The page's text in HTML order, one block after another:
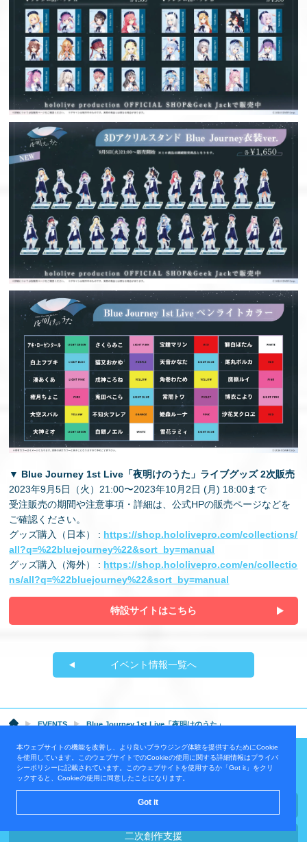
本ウェブサイトの機能を改善し、より良いブラウジング体験を提供するためにCookie
を使用しています。このウェブサイトでのCookieの使用に関する詳細情報はプライバ
シーポリシーに記載されています。このウェブサイトを使用するか「Got it」をクリ
ックすると、Cookieの使用に同意したことになります。
Got it
▼ Blue Journey 1st Live「夜明けのうた」ライブグッズ 2次販売
2023年9⽉5⽇（火）21:00〜2023年10⽉2⽇ (⽉) 18:00まで
受注販売の期間や注意事項・詳細は、公式HPの販売ページなどを
ご確認ください。
グッズ購⼊（⽇本） : https://shop.hololivepro.com/collections/
all?q=%22bluejourney%22&sort_by=manual
グッズ購⼊（海外） : https://shop.hololivepro.com/en/collectio
ns/all?q=%22bluejourney%22&sort_by=manual
特設サイトはこちら
イベント情報一覧へ
EVENTS Blue Journey 1st Live「夜明けのうた」
オーディション
二次創作支援